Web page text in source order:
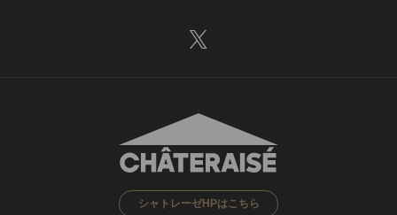
シャトレーゼHPはこちら